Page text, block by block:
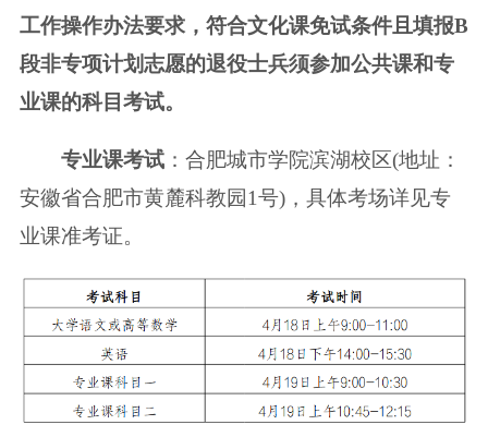
工作操作办法要求，符合文化课免试条件且填报B
段非专项计划志愿的退役士兵须参加公共课和专
业课的科目考试。
专业课考试 ：合肥城市学院滨湖校区(地址：
安徽省合肥市黄麓科教园1号)， 具体考场详见专
业课准考证。